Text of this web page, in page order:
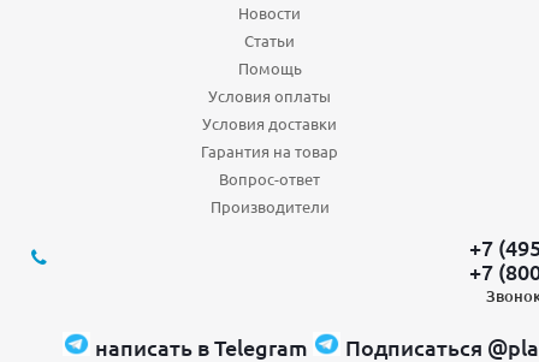
Новости
Статьи
Помощь
Условия оплаты
Условия доставки
Гарантия на товар
Вопрос-ответ
Производители
+7
+7
написать в Telegram Подписаться